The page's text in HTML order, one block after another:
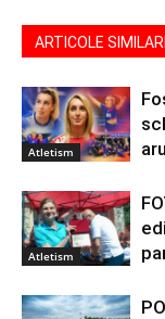
ARTICOLE
Atletism
Atletism